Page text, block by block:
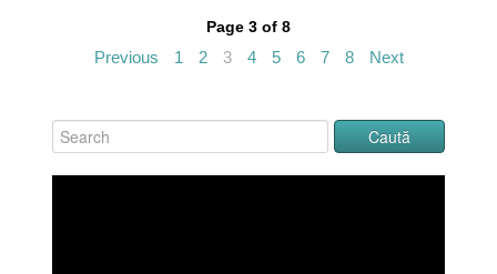
Page 3 of 8
Previous 1 2 3 4 5 6 7 8 Next